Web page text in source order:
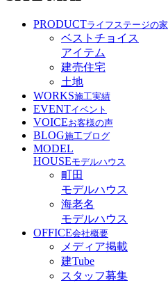
PRODUCTライフステージの家
ベストチョイス
アイテム
建売住宅
土地
WORKS施工実績
EVENTイベント
VOICEお客様の声
BLOG施工ブログ
MODEL
HOUSEモデルハウス
町田
モデルハウス
海老名
モデルハウス
OFFICE会社概要
メディア掲載
建Tube
スタッフ募集